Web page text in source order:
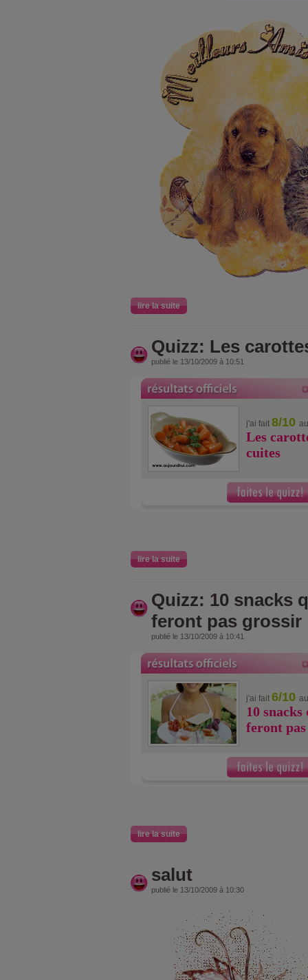
lire la suite
Quizz: Les
publié le 13/10/2009 à 10:51
j'ai fait 8/10
Les
cuites
lire la suite
Quizz: 10 snacks
feront pas grossir
publié le 13/10/2009 à 10:41
j'ai fait 6/10
10 snacks
feront
lire la suite
salut
publié le 13/10/2009 à 10:30